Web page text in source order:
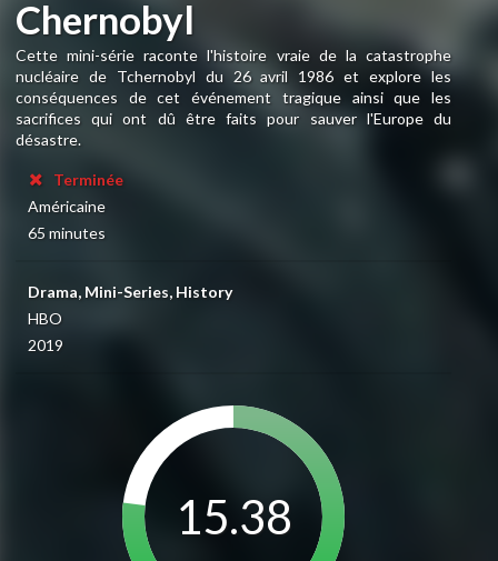
Chernobyl
Cette mini-série raconte l'histoire vraie de la catastrophe
nucléaire de Tchernobyl du 26 avril 1986 et explore les
conséquences de cet événement tragique ainsi que les
sacrifices qui ont dû être faits pour sauver l'Europe du
désastre.
Terminée
Américaine
65 minutes
Drama, Mini-Series, History
HBO
2019
15.38